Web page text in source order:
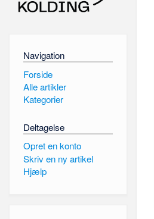
Navigation
Forside
Alle artikler
Kategorier
Deltagelse
Opret en konto
Skriv en ny artikel
Hjælp